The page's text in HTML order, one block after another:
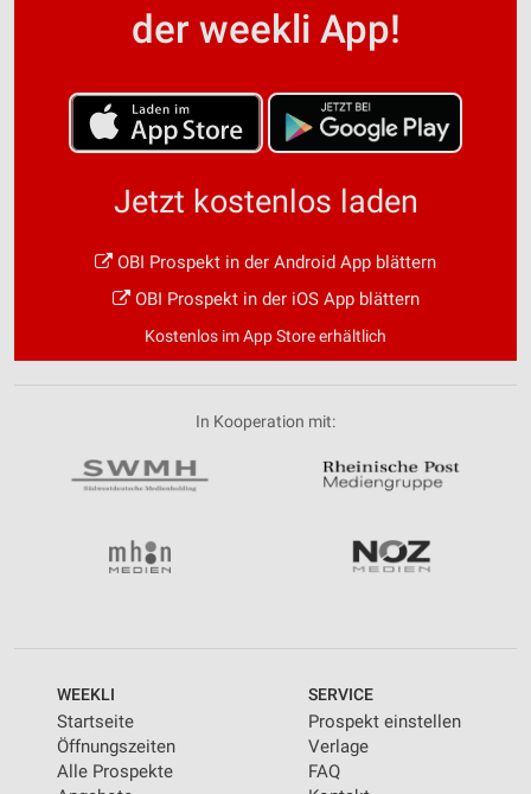
der weekli App!
Jetzt kostenlos laden
OBI Prospekt in der Android App blättern
OBI Prospekt in der iOS App blättern
Kostenlos im App Store erhältlich
In Kooperation mit:
WEEKLI
Startseite
Öffnungszeiten
Alle Prospekte
SERVICE
Prospekt einstellen
Verlage
FAQ